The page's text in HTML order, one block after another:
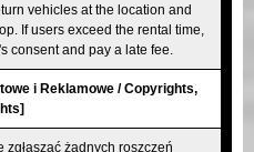
vehicles at the location and
If users exceed the rental time,
consent and pay a late fee.
i Reklamowe / Copyrights,
żadnych roszczeń